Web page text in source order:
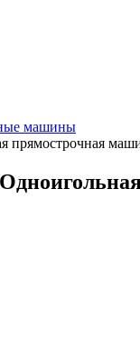
машины
прямострочная